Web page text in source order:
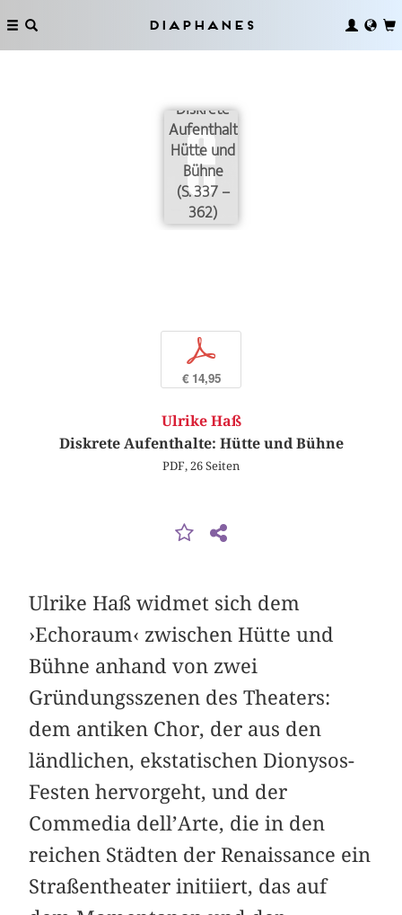
Diaphanes
Diskrete
Aufenthalte:
Hütte und
Bühne
(S. 337 –
362)
p
€ 14,95
Ulrike Haß
Diskrete Aufenthalte: Hütte und Bühne
PDF, 26 Seiten
Ulrike Haß widmet sich dem
›Echoraum‹ zwischen Hütte und
Bühne anhand von zwei
Gründungsszenen des Theaters:
dem antiken Chor, der aus den
ländlichen, ekstatischen Dionysos-
Festen hervorgeht, und der
Commedia dell’Arte, die in den
reichen Städten der Renaissance ein
Straßentheater initiiert, das auf